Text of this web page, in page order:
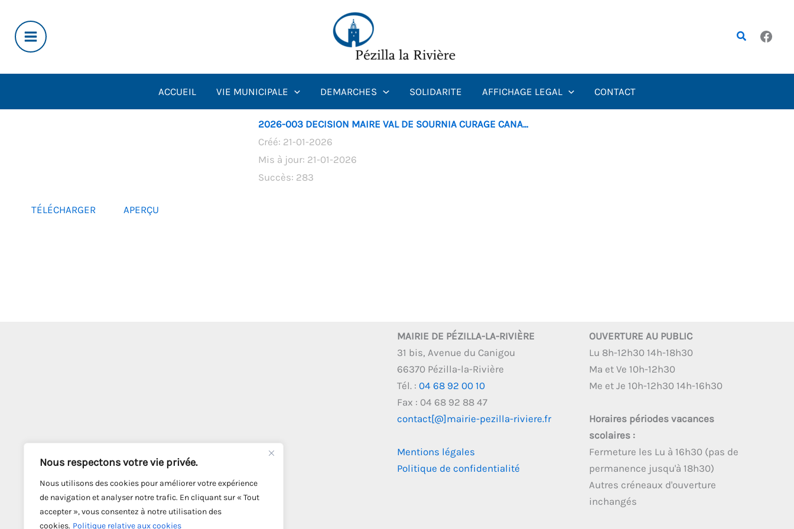
Nous respectons votre vie privée.
Nous utilisons des cookies pour améliorer votre expérience
de navigation et analyser notre trafic. En cliquant sur « Tout
accepter », vous consentez à notre utilisation des
cookies. Politique relative aux cookies
contenu
Rechercher
ACCUEIL VIE MUNICIPALE DEMARCHES SOLIDARITE AFFICHAGE LEGAL CONTACT
2026-003 DECISION MAIRE VAL DE SOURNIA CURAGE CANA...
Créé: 21-01-2026
Mis à jour: 21-01-2026
Succès: 283
TÉLÉCHARGER APERÇU
MAIRIE DE PÉZILLA-LA-RIVIÈRE
31 bis, Avenue du Canigou
66370 Pézilla-la-Rivière
Tél. : 04 68 92 00 10
Fax : 04 68 92 88 47
contact[@]mairie-pezilla-riviere.fr
Mentions légales
Politique de confidentialité
OUVERTURE AU PUBLIC
Lu 8h-12h30 14h-18h30
Ma et Ve 10h-12h30
Me et Je 10h-12h30 14h-16h30
Horaires périodes vacances
scolaires :
Fermeture les Lu à 16h30 (pas de
permanence jusqu'à 18h30)
Autres créneaux d'ouverture
inchangés